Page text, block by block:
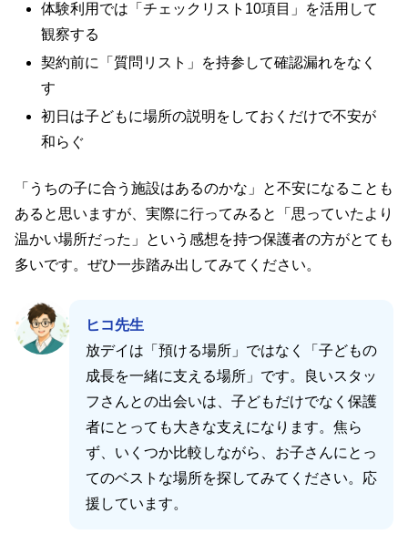
体験利用では「チェックリスト10項目」を活用して
観察する
契約前に「質問リスト」を持参して確認漏れをなく
す
初日は子どもに場所の説明をしておくだけで不安が
和らぐ
「うちの子に合う施設はあるのかな」と不安になることも
あると思いますが、実際に行ってみると「思っていたより
温かい場所だった」という感想を持つ保護者の方がとても
多いです。ぜひ一歩踏み出してみてください。
ヒコ先生
放デイは「預ける場所」ではなく「子どもの
成長を一緒に支える場所」です。良いスタッ
フさんとの出会いは、子どもだけでなく保護
者にとっても大きな支えになります。焦ら
ず、いくつか比較しながら、お子さんにとっ
てのベストな場所を探してみてください。応
援しています。